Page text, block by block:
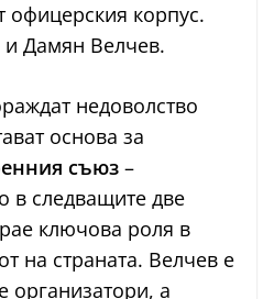
офицерския корпус.
и Дамян Велчев.
недоволство
основа за
съюз –
в следващите две
ключова роля в
на страната. Велчев е
организатори, а